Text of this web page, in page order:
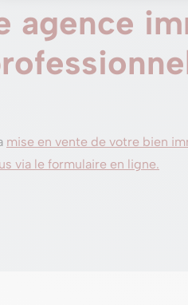
agence
mise en vente de votre bien
via le formulaire en ligne.